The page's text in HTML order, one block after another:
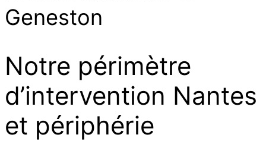
Geneston
Notre périmètre
d’intervention Nantes
et périphérie